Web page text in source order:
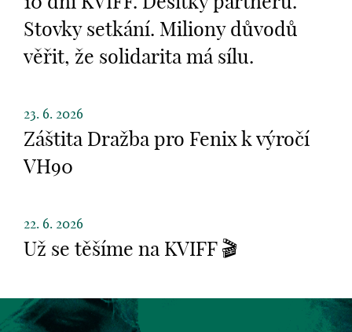
Stovky setkání. Miliony důvodů
věřit, že solidarita má sílu.
23. 6. 2026
Záštita Dražba pro Fenix k výročí
VH90
22. 6. 2026
Už se těšíme na KVIFF 🎬